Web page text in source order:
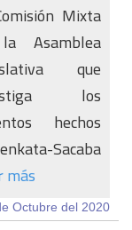
Mixta
Asamblea
que
los
hechos
Sacaba
más
Octubre del 2020